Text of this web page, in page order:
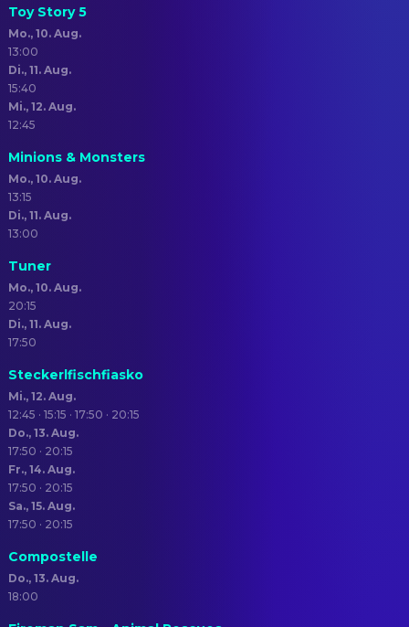
Toy Story 5
Mo., 10. Aug.
13:00
Di., 11. Aug.
15:40
Mi., 12. Aug.
12:45
Minions & Monsters
Mo., 10. Aug.
13:15
Di., 11. Aug.
13:00
Tuner
Mo., 10. Aug.
20:15
Di., 11. Aug.
17:50
Steckerlfischfiasko
Mi., 12. Aug.
12:45 · 15:15 · 17:50 · 20:15
Do., 13. Aug.
17:50 · 20:15
Fr., 14. Aug.
17:50 · 20:15
Sa., 15. Aug.
17:50 · 20:15
Compostelle
Do., 13. Aug.
18:00